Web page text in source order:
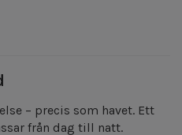
– precis som havet. Ett
från dag till natt.